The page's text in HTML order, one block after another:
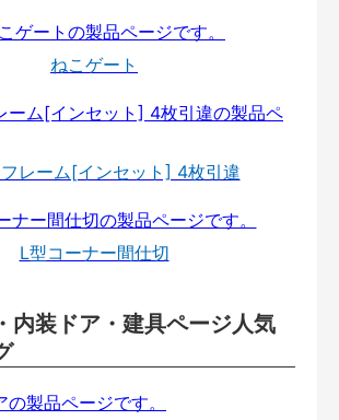
ねこゲート
レーム[インセット] 4枚引違
L型コーナー間仕切
内装ドア・建具ページ人気